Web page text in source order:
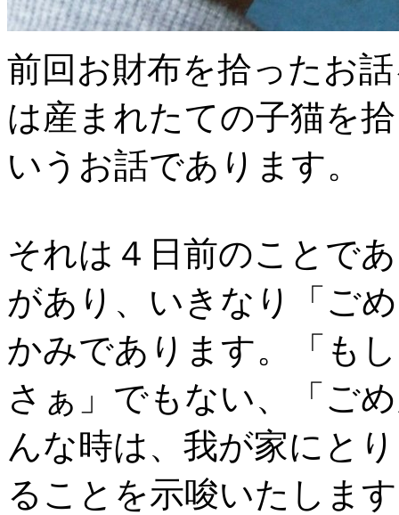
前回お財布を拾ったお
は産まれたての子猫を
いうお話であります。
それは４日前のことで
があり、いきなり「ご
かみであります。「も
さぁ」でもない、「ご
んな時は、我が家にと
ることを示唆いたしま